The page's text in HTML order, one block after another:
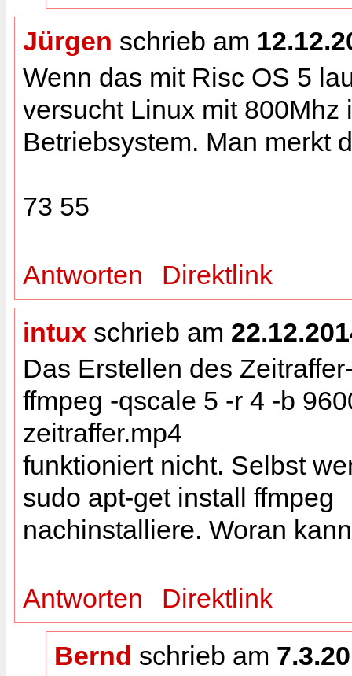
Jürgen schrieb am
Wenn das mit Risc OS 5
versucht Linux mit
Betriebsystem. Man merkt
73 55
Antworten
Direktlink
intux schrieb am
Das Erstellen des
ffmpeg -qscale 5 -r 4 -b
zeitraffer.mp4
funktioniert nicht. Selbst
sudo apt-get install ffmpeg
nachinstalliere. Woran
Antworten
Direktlink
Bernd schrieb am